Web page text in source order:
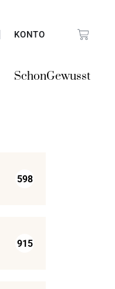
KONTO
SchonGewusst
598
915